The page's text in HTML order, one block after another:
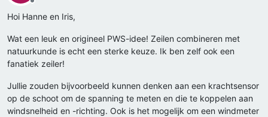
Offline
Hoi Hanne en Iris,
Wat een leuk en origineel PWS-idee! Zeilen combineren met
natuurkunde is echt een sterke keuze. Ik ben zelf ook een
fanatiek zeiler!
Jullie zouden bijvoorbeeld kunnen denken aan een krachtsensor
op de schoot om de spanning te meten en die te koppelen aan
windsnelheid en -richting. Ook is het mogelijk om een windmeter